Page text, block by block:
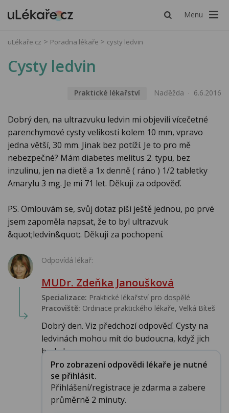
Menu
uLékaře.cz Poradna lékaře cysty ledvin
Cysty ledvin
Praktické lékařství Naďěžda 6.6.2016
Dobrý den, na ultrazvuku ledvin mi objevili vícečetné
parenchymové cysty velikosti kolem 10 mm, vpravo
jedna větší, 30 mm. Jinak bez potíží. Je to pro mě
nebezpečné? Mám diabetes melitus 2. typu, bez
inzulinu, jen na dietě a 1x denně ( ráno ) 1/2 tabletky
Amarylu 3 mg. Je mi 71 let. Děkuji za odpověď.
PS. Omlouvám se, svůj dotaz píši ještě jednou, po prvé
jsem zapoměla napsat, že to byl ultrazvuk
&quot;ledvin&quot;. Děkuji za pochopení.
Odpovídá lékař:
MUDr. Zdeňka Janoušková
Specializace: Praktické lékařství pro dospělé
Pracoviště: Ordinace praktického lékaře, Velká Bíteš
Dobrý den. Viz předchozí odpověď. Cysty na
ledvinách mohou mít do budoucna, když jich
bude h...
Pro zobrazení odpovědi lékaře je nutné
se přihlásit.
Přihlášení/registrace je zdarma a zabere
průměrně 2 minuty.